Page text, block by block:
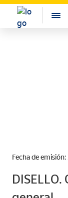
Fecha de